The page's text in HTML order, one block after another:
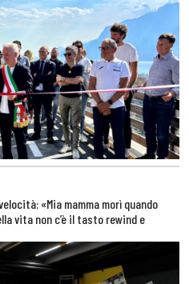
«Mia mamma morì quando
vita non c’è il tasto rewind e